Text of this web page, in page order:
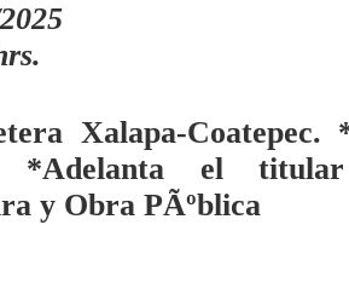
Xalapa-
*Adelanta el
y Obra PÃºblica